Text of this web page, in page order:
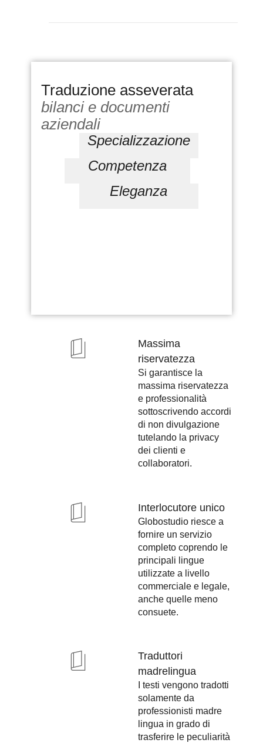
Traduzione asseverata
bilanci e documenti
aziendali
Specializzazione
Competenza
Eleganza
Massima
riservatezza
Si garantisce la
massima riservatezza
e professionalità
sottoscrivendo accordi
di non divulgazione
tutelando la privacy
dei clienti e
collaboratori.
Interlocutore unico
Globostudio riesce a
fornire un servizio
completo coprendo le
principali lingue
utilizzate a livello
commerciale e legale,
anche quelle meno
consuete.
Traduttori
madrelingua
I testi vengono tradotti
solamente da
professionisti madre
lingua in grado di
trasferire le peculiarità